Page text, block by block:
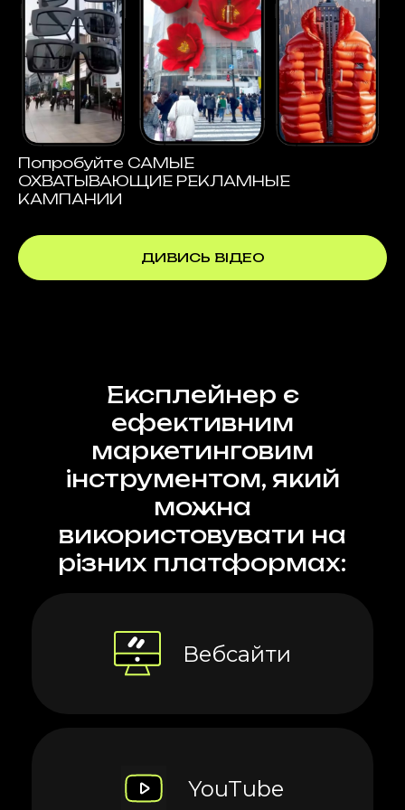
Попробуйте САМЫЕ
ОХВАТЫВАЮЩИЕ РЕКЛАМНЫЕ
КАМПАНИИ
ДИВИСЬ ВІДЕО
Експлейнер є
ефективним
маркетинговим
інструментом, який
можна
використовувати на
різних платформах:
Вебсайти
YouTube
3D-анімацією.
Равшан
закадровий голос
та звукові ефекти,
щоб підвищити
виразність і
анімації.
8 років роботи з
проєктами.
Pro Sound